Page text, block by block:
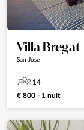
Villa Bregat
San Jose
14
€ 800 - 1 nuit